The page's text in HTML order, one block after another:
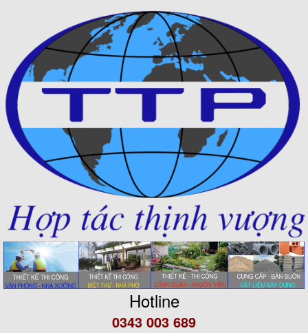
Hotline
0343 003 689